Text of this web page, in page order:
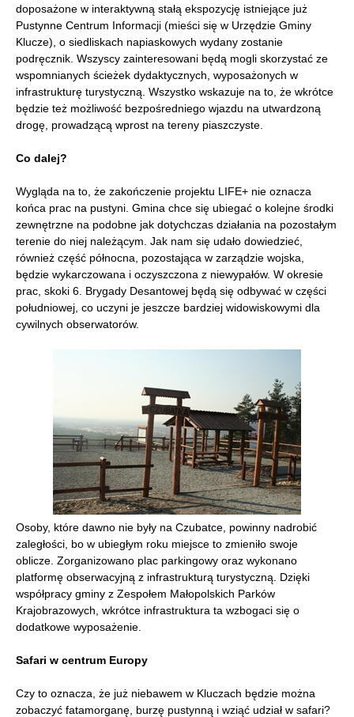
doposażone w interaktywną stałą ekspozycję istniejące już
Pustynne Centrum Informacji (mieści się w Urzędzie Gminy
Klucze), o siedliskach napiaskowych wydany zostanie
podręcznik. Wszyscy zainteresowani będą mogli skorzystać ze
wspomnianych ścieżek dydaktycznych, wyposażonych w
infrastrukturę turystyczną. Wszystko wskazuje na to, że wkrótce
będzie też możliwość bezpośredniego wjazdu na utwardzoną
drogę, prowadzącą wprost na tereny piaszczyste.
Co dalej?
Wygląda na to, że zakończenie projektu LIFE+ nie oznacza
końca prac na pustyni. Gmina chce się ubiegać o kolejne środki
zewnętrzne na podobne jak dotychczas działania na pozostałym
terenie do niej należącym. Jak nam się udało dowiedzieć,
również część północna, pozostająca w zarządzie wojska,
będzie wykarczowana i oczyszczona z niewypałów. W okresie
prac, skoki 6. Brygady Desantowej będą się odbywać w części
południowej, co uczyni je jeszcze bardziej widowiskowymi dla
cywilnych obserwatorów.
Osoby, które dawno nie były na Czubatce, powinny nadrobić
zaległości, bo w ubiegłym roku miejsce to zmieniło swoje
oblicze. Zorganizowano plac parkingowy oraz wykonano
platformę obserwacyjną z infrastrukturą turystyczną. Dzięki
współpracy gminy z Zespołem Małopolskich Parków
Krajobrazowych, wkrótce infrastruktura ta wzbogaci się o
dodatkowe wyposażenie.
Safari w centrum Europy
Czy to oznacza, że już niebawem w Kluczach będzie można
zobaczyć fatamorganę, burzę pustynną i wziąć udział w safari?